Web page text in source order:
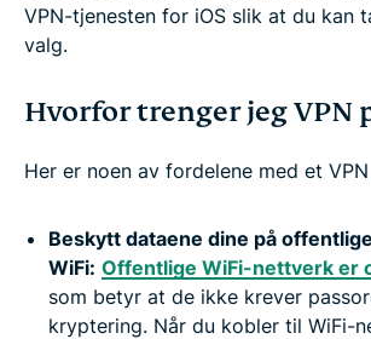
VPN-tjenesten for iOS slik at du kan
valg.
Hvorfor trenger jeg VPN
Her er noen av fordelene med et
Beskytt dataene dine på offentlige
WiFi: Offentlige WiFi-nettverk er
som betyr at de ikke krever
kryptering. Når du kobler til WiFi-